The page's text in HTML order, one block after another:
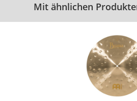
Mit ähnlichen